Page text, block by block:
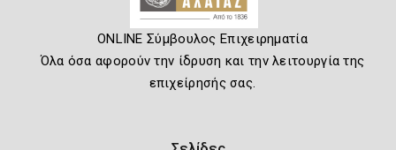
ONLINE Σύμβουλος Επιχειρηματία
Όλα όσα αφορούν την ίδρυση και την λειτουργία της
επιχείρησής σας.